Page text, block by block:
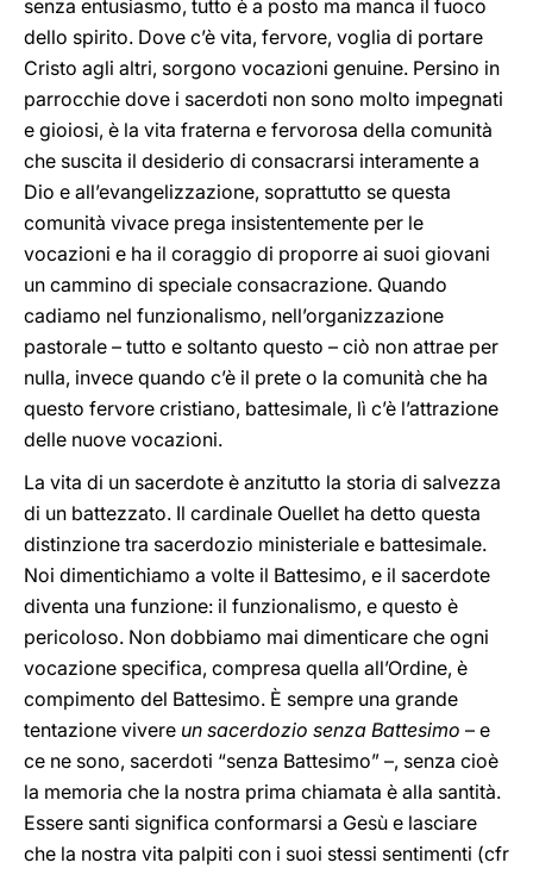
senza entusiasmo, tutto è a posto ma manca il fuoco
dello spirito. Dove c’è vita, fervore, voglia di portare
Cristo agli altri, sorgono vocazioni genuine. Persino in
parrocchie dove i sacerdoti non sono molto impegnati
e gioiosi, è la vita fraterna e fervorosa della comunità
che suscita il desiderio di consacrarsi interamente a
Dio e all’evangelizzazione, soprattutto se questa
comunità vivace prega insistentemente per le
vocazioni e ha il coraggio di proporre ai suoi giovani
un cammino di speciale consacrazione. Quando
cadiamo nel funzionalismo, nell’organizzazione
pastorale – tutto e soltanto questo – ciò non attrae per
nulla, invece quando c’è il prete o la comunità che ha
questo fervore cristiano, battesimale, lì c’è l’attrazione
delle nuove vocazioni.
La vita di un sacerdote è anzitutto la storia di salvezza
di un battezzato. Il cardinale Ouellet ha detto questa
distinzione tra sacerdozio ministeriale e battesimale.
Noi dimentichiamo a volte il Battesimo, e il sacerdote
diventa una funzione: il funzionalismo, e questo è
pericoloso. Non dobbiamo mai dimenticare che ogni
vocazione specifica, compresa quella all’Ordine, è
compimento del Battesimo. È sempre una grande
tentazione vivere un sacerdozio senza Battesimo – e
ce ne sono, sacerdoti “senza Battesimo” –, senza cioè
la memoria che la nostra prima chiamata è alla santità.
Essere santi significa conformarsi a Gesù e lasciare
che la nostra vita palpiti con i suoi stessi sentimenti (cfr